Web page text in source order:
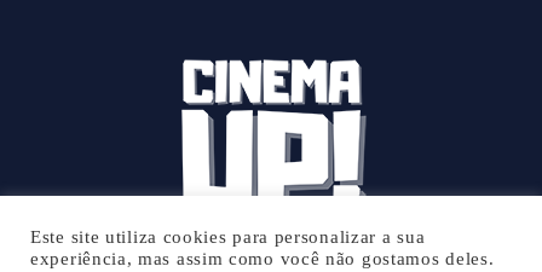
Este site utiliza cookies para personalizar a sua
experiência, mas assim como você não gostamos deles.